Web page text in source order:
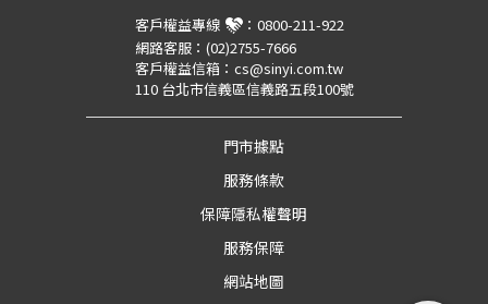
客戶權益專線 ： 0800-211-922
網路客服： (02)2755-7666
客戶權益信箱： cs@sinyi.com.tw
110 台北市信義區信義路五段100號
門市據點
服務條款
保障隱私權聲明
服務保障
網站地圖